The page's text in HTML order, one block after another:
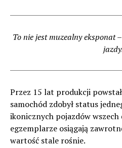
To nie jest muzealny eksponat
Przez 15 lat produkcji
samochód zdobył status
ikonicznych pojazdów wszech
egzemplarze osiągają
wartość stale rośnie.